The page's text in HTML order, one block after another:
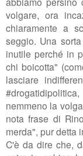
volgare, ora
chiaramente a
seggio. Una
inutile perché in
chi boicotta"
lasciare
nemmeno la
nota frase di
merda", pur detta
C'è da dire che,